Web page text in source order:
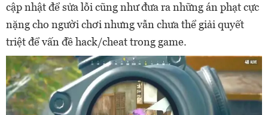
cập nhật để sửa lỗi cũng như đưa ra những án phạt cực
nặng cho người chơi nhưng vẫn chưa thể giải quyết
triệt để vấn đề hack/cheat trong game.